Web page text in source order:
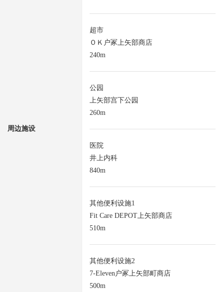
周边施设
超市
ＯＫ户冢上矢部商店
240m
公园
上矢部宫下公园
260m
医院
井上内科
840m
其他便利设施1
Fit Care DEPOT上矢部商店
510m
其他便利设施2
7-Eleven户冢上矢部町商店
500m